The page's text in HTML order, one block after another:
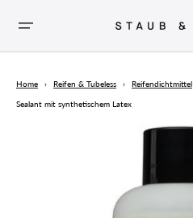
SPRINGEN
Home › Reifen & Tubeless › Reifendichtmittel
Sealant mit synthetischem Latex